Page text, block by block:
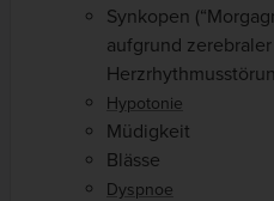
Synkopen
aufgrund
Hypotonie
Müdigkeit
Blässe
Dyspnoe